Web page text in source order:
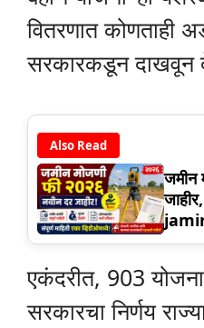
वितरणात कोणताही
सरकारकडून
Also Read
जमीन
एकंदरीत, 903 योजना
सरकारचा निर्णय